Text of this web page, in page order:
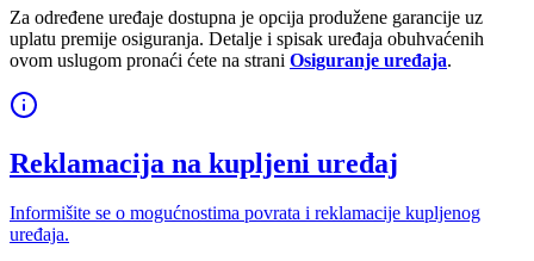
Za određene uređaje dostupna je opcija produžene garancije uz
uplatu premije osiguranja. Detalje i spisak uređaja obuhvaćenih
ovom uslugom pronaći ćete na strani Osiguranje uređaja.
Reklamacija na kupljeni uređaj
Informišite se o mogućnostima povrata i reklamacije kupljenog
uređaja.